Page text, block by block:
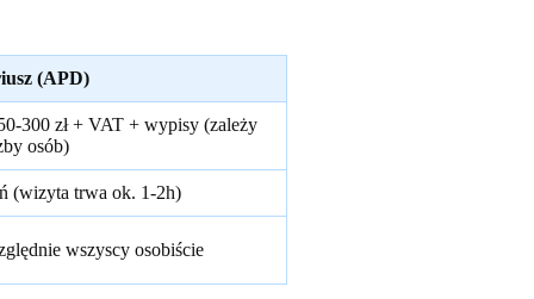
(APD)
300 zł + VAT + wypisy (zależy
osób)
(wizyta trwa ok. 1-2h)
wszyscy osobiście